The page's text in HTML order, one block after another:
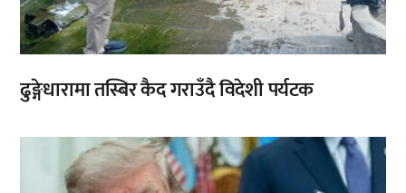
ढुङ्गेधारामा तस्बिर कैद गराउँदै विदेशी पर्यटक